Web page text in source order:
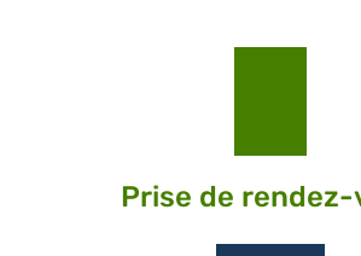
Prise de rendez-